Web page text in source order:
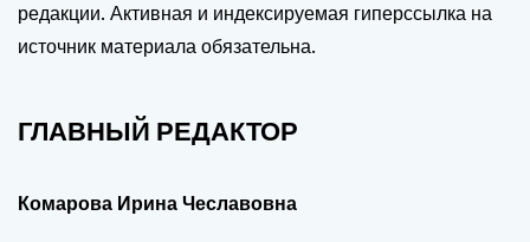
редакции. Активная и индексируемая гиперссылка на
источник материала обязательна.
ГЛАВНЫЙ РЕДАКТОР
Комарова Ирина Чеславовна